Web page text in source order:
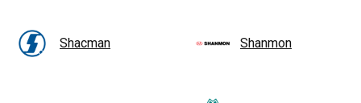
Shacman Shanmon